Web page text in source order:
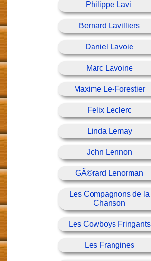
Philippe Lavil
Bernard Lavilliers
Daniel Lavoie
Marc Lavoine
Maxime Le-Forestier
Felix Leclerc
Linda Lemay
John Lennon
GÃ©rard Lenorman
Les Compagnons de la
Chanson
Les Cowboys Fringants
Les Frangines